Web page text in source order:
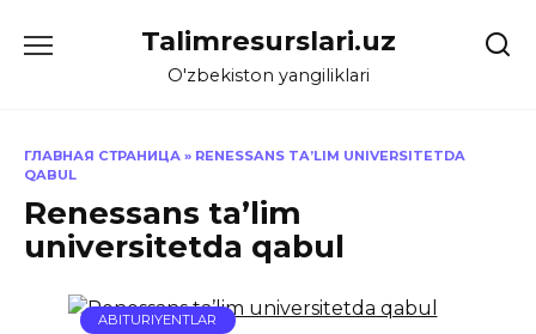
Talimresurslari.uz
O'zbekiston yangiliklari
ГЛАВНАЯ СТРАНИЦА » RENESSANS TA’LIM UNIVERSITETDA
QABUL
Renessans ta’lim
universitetda qabul
ABITURIYENTLAR